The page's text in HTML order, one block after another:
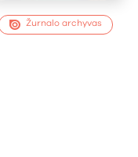
Žurnalo archyvas